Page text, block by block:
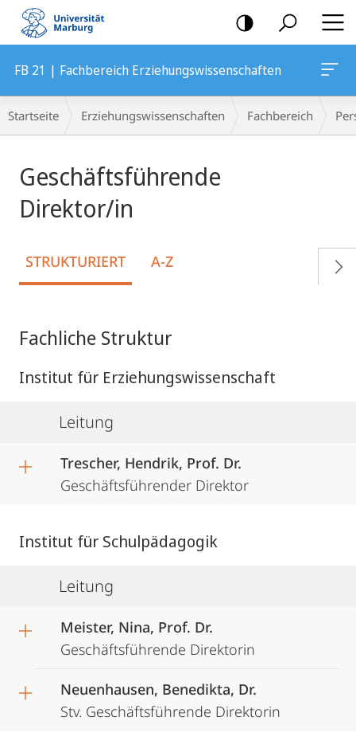
Mobile-
Navigation
FB 21 | Fachbereich Erziehungswissenschaften
Breadcrumb-
Navigation
Startseite Erziehungswissenschaften Fachbereich
Geschäftsführende
Direktor/in
STRUKTURIERT A-Z
Fachliche Struktur
Institut für Erziehungswissenschaft
Leitung
Trescher, Hendrik, Prof. Dr.
Geschäftsführender Direktor
Institut für Schulpädagogik
Leitung
Meister, Nina, Prof. Dr.
Geschäftsführende Direktorin
Neuenhausen, Benedikta, Dr.
Stv. Geschäftsführende Direktorin